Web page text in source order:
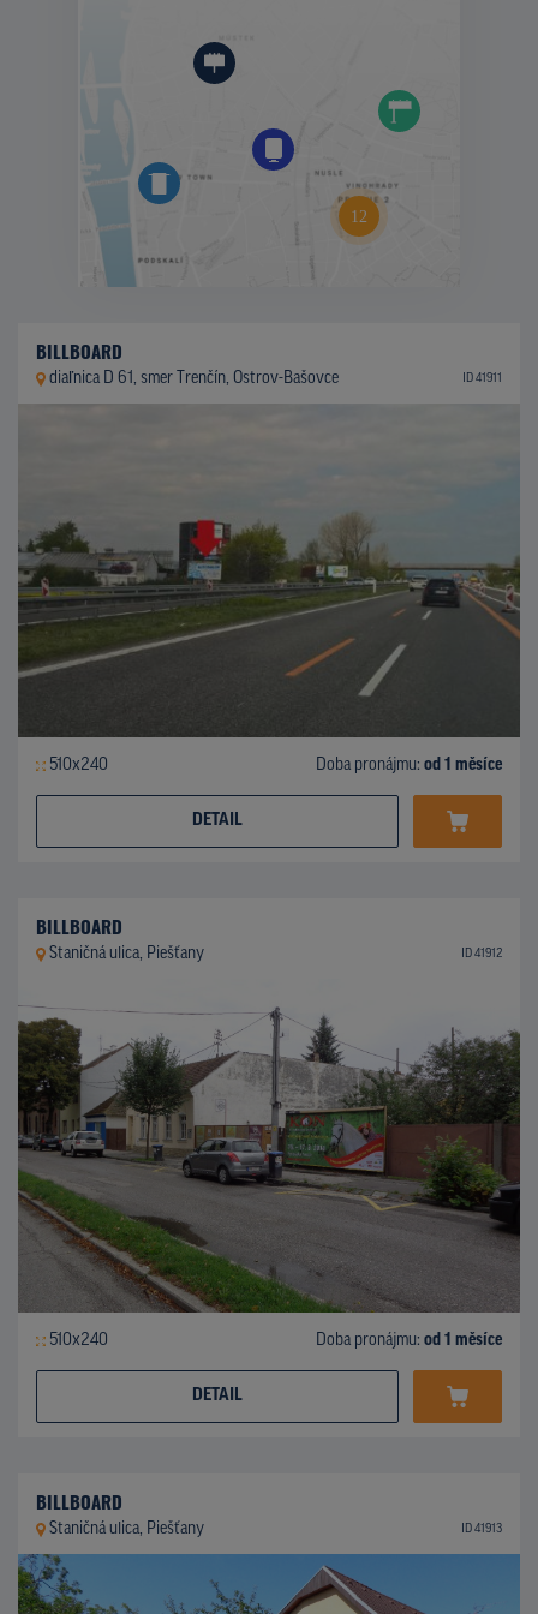
BILLBOARD
diaľnica D 61, smer Trenčín, Ostrov-Bašovce ID 41911
510x240 Doba pronájmu: od 1 měsíce
DETAIL
BILLBOARD
Staničná ulica, Piešťany ID 41912
510x240 Doba pronájmu: od 1 měsíce
DETAIL
BILLBOARD
Staničná ulica, Piešťany ID 41913